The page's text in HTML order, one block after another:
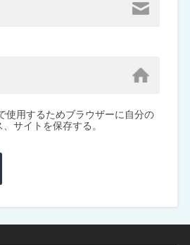
使用するためブラウザーに自分の
サイトを保存する。